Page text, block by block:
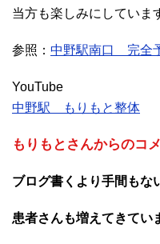
当方も楽しみにしていま
参照： 中野駅南口 完全
YouTube
中野駅 もりもと整体
もりもとさんからのコ
ブログ書くより手間もな
患者さんも増えてきてい